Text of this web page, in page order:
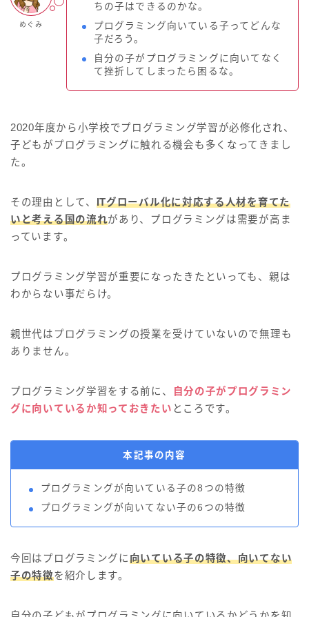
めぐみ
ちの子はできるのかな。
プログラミング向いている子ってどんな
子だろう。
自分の子がプログラミングに向いてなく
て挫折してしまったら困るな。
2020年度から小学校でプログラミング学習が必修化され、
子どもがプログラミングに触れる機会も多くなってきまし
た。
その理由として、 ITグローバル化に対応する人材を育てた
いと考える国の流れがあり、プログラミングは需要が高ま
っています。
プログラミング学習が重要になったきたといっても、親は
わからない事だらけ。
親世代はプログラミングの授業を受けていないので無理も
ありません。
プログラミング学習をする前に、
自分の子がプログラミン
グに向いているか知っておきたい ところです。
本記事の内容
プログラミングが向いている子の8つの特徴
プログラミングが向いてない子の6つの特徴
今回はプログラミングに向いている子の特徴、向いてない
子の特徴を紹介します。